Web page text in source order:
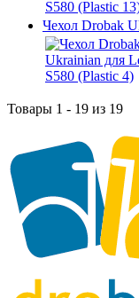
Чехол Drobak
Товары 1 - 19 из 19